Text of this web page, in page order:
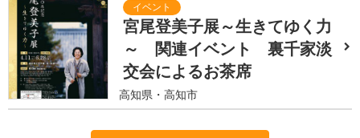
宮尾登美子展～生きてゆく力
～ 関連イベント 裏千家淡
交会によるお茶席
高知県・高知市